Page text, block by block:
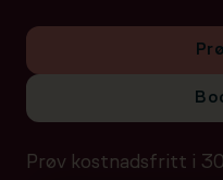
Prøv kostnadsfritt i